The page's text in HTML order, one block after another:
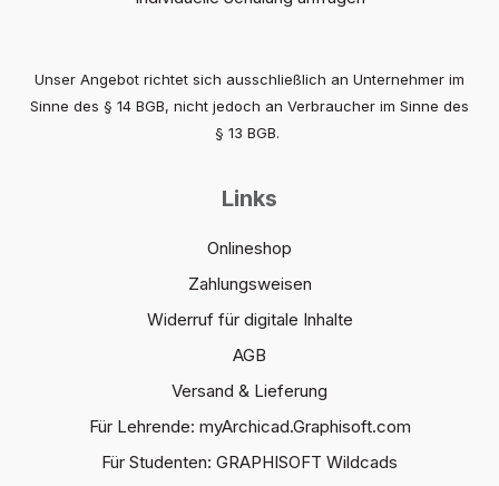
Unser Angebot richtet sich ausschließlich an Unternehmer im
Sinne des § 14 BGB, nicht jedoch an Verbraucher im Sinne des
§ 13 BGB.
Links
Onlineshop
Zahlungsweisen
Widerruf für digitale Inhalte
AGB
Versand & Lieferung
Für Lehrende: myArchicad.Graphisoft.com
Für Studenten: GRAPHISOFT Wildcads